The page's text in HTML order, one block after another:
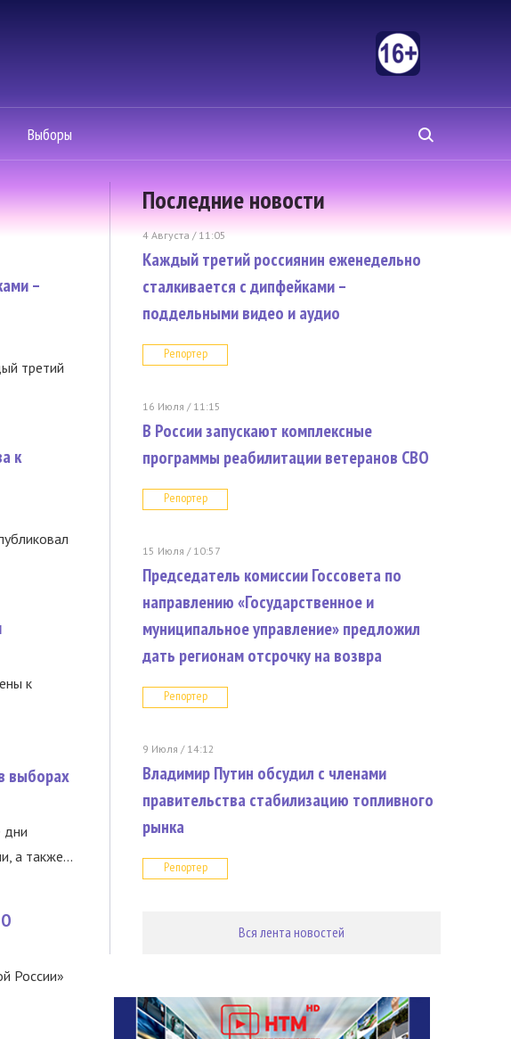
Выборы
–
третий
к
к
выборах
дни
а также...
России»
Последние новости
4 Августа / 11:05
Каждый третий россиянин еженедельно
сталкивается с дипфейками –
поддельными видео и аудио
Репортер
16 Июля / 11:15
В России запускают комплексные
программы реабилитации ветеранов СВО
Репортер
15 Июля / 10:57
Председатель комиссии Госсовета по
направлению «Государственное и
муниципальное управление» предложил
дать регионам отсрочку на возвра
Репортер
9 Июля / 14:12
Владимир Путин обсудил с членами
правительства стабилизацию топливного
рынка
Репортер
Вся лента новостей